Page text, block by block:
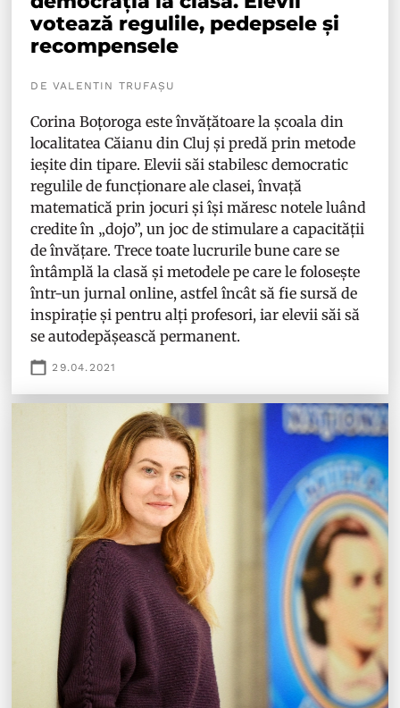
votează regulile, pedepsele și
recompensele
DE VALENTIN TRUFAȘU
Corina Boțoroga este învățătoare la școala din
localitatea Căianu din Cluj și predă prin metode
ieșite din tipare. Elevii săi stabilesc democratic
regulile de funcționare ale clasei, învață
matematică prin jocuri și își măresc notele luând
credite în „dojo”, un joc de stimulare a capacității
de învățare. Trece toate lucrurile bune care se
întâmplă la clasă și metodele pe care le folosește
într-un jurnal online, astfel încât să fie sursă de
inspirație și pentru alți profesori, iar elevii săi să
se autodepășească permanent.
29.04.2021